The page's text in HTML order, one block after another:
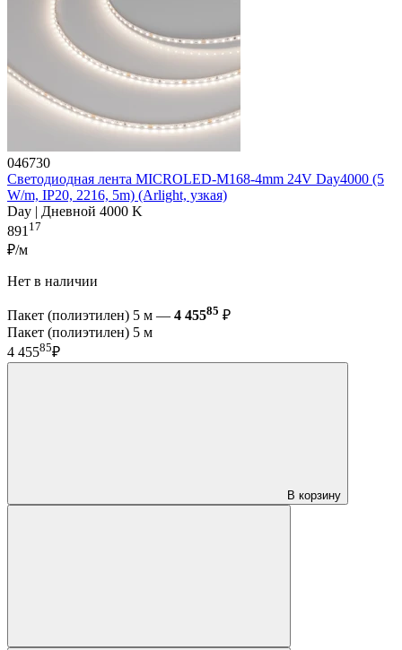
046730
Светодиодная лента MICROLED-M168-4mm 24V Day4000 (5
W/m, IP20, 2216, 5m) (Arlight, узкая)
Day | Дневной 4000 K
891 17
₽/м
Нет в наличии
Пакет (полиэтилен) 5 м — 4 45585 ₽
Пакет (полиэтилен) 5 м
4 45585₽
В корзину